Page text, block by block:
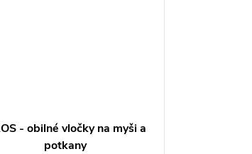
- obilné vločky na myši a
potkany